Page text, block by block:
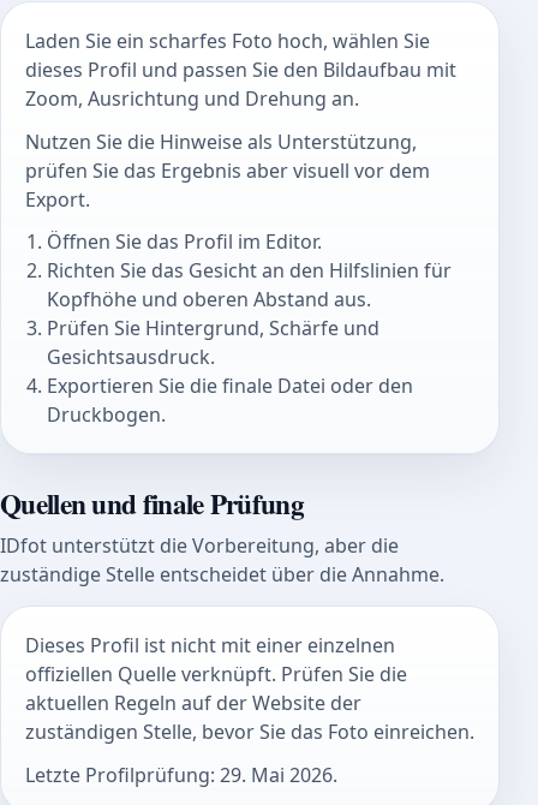
Laden Sie ein scharfes Foto hoch, wählen Sie
dieses Profil und passen Sie den Bildaufbau mit
Zoom, Ausrichtung und Drehung an.
Nutzen Sie die Hinweise als Unterstützung,
prüfen Sie das Ergebnis aber visuell vor dem
Export.
Öffnen Sie das Profil im Editor.
Richten Sie das Gesicht an den Hilfslinien für
Kopfhöhe und oberen Abstand aus.
Prüfen Sie Hintergrund, Schärfe und
Gesichtsausdruck.
Exportieren Sie die finale Datei oder den
Druckbogen.
Quellen und finale Prüfung
IDfot unterstützt die Vorbereitung, aber die
zuständige Stelle entscheidet über die Annahme.
Dieses Profil ist nicht mit einer einzelnen
offiziellen Quelle verknüpft. Prüfen Sie die
aktuellen Regeln auf der Website der
zuständigen Stelle, bevor Sie das Foto einreichen.
Letzte Profilprüfung: 29. Mai 2026.